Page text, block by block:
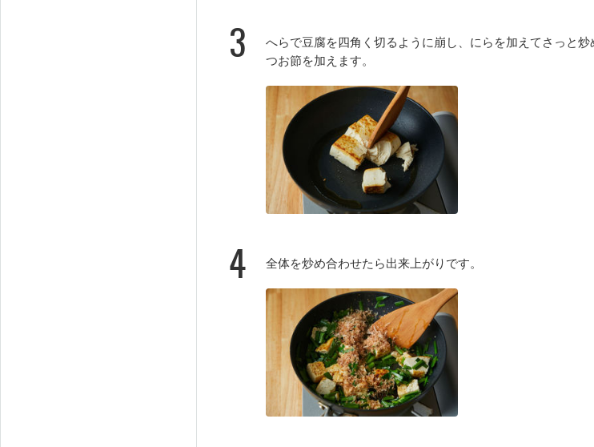
3
へらで豆腐を四角く切るように崩し、にらを加えてさっと
つお節を加えます。
4 全体を炒め合わせたら出来上がりです。